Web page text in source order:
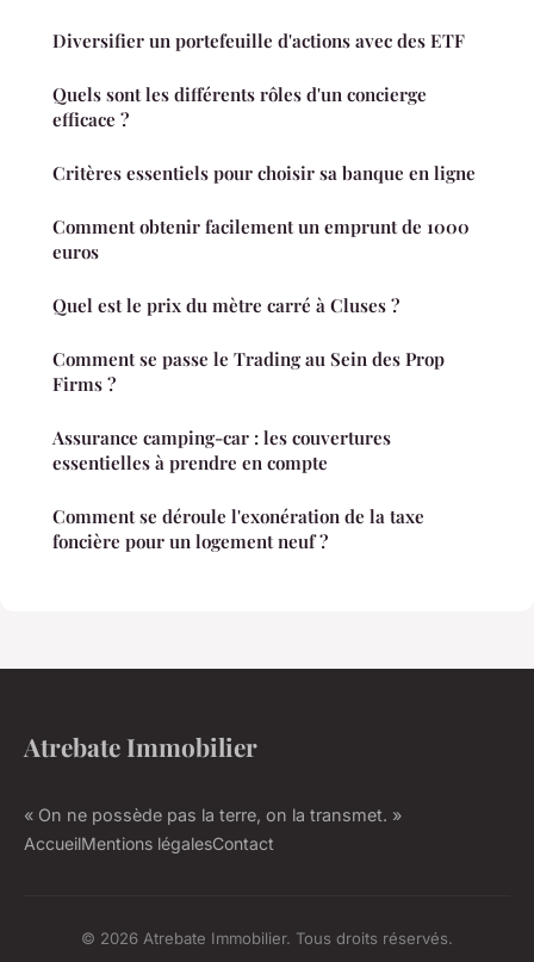
Diversifier un portefeuille d'actions avec des ETF
Quels sont les différents rôles d'un concierge
efficace ?
Critères essentiels pour choisir sa banque en ligne
Comment obtenir facilement un emprunt de 1000
euros
Quel est le prix du mètre carré à Cluses ?
Comment se passe le Trading au Sein des Prop
Firms ?
Assurance camping-car : les couvertures
essentielles à prendre en compte
Comment se déroule l'exonération de la taxe
foncière pour un logement neuf ?
Atrebate Immobilier
« On ne possède pas la terre, on la transmet. »
AccueilMentions légalesContact
© 2026 Atrebate Immobilier. Tous droits réservés.